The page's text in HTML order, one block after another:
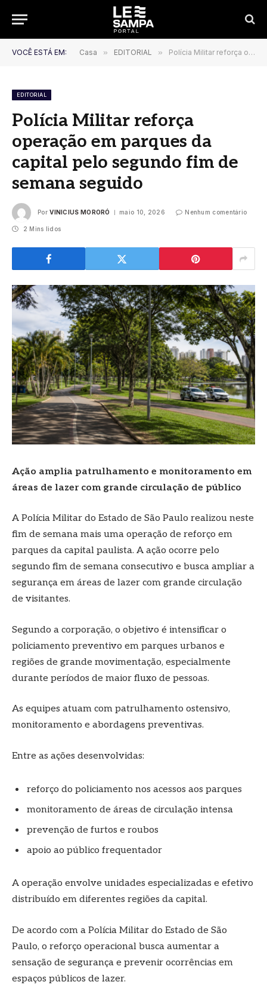
VOCÊ ESTÁ EM: Casa » EDITORIAL » Polícia Militar reforça operação em parques da capital pelo segundo fim de semana seguido
EDITORIAL
Polícia Militar reforça
operação em parques da
capital pelo segundo fim de
semana seguido
Por VINICIUS MORORÓ maio 10, 2026 Nenhum comentário
2 Mins lidos
Ação amplia patrulhamento e monitoramento em
áreas de lazer com grande circulação de público
A Polícia Militar do Estado de São Paulo realizou neste
fim de semana mais uma operação de reforço em
parques da capital paulista. A ação ocorre pelo
segundo fim de semana consecutivo e busca ampliar a
segurança em áreas de lazer com grande circulação
de visitantes.
Segundo a corporação, o objetivo é intensificar o
policiamento preventivo em parques urbanos e
regiões de grande movimentação, especialmente
durante períodos de maior fluxo de pessoas.
As equipes atuam com patrulhamento ostensivo,
monitoramento e abordagens preventivas.
Entre as ações desenvolvidas:
reforço do policiamento nos acessos aos parques
monitoramento de áreas de circulação intensa
prevenção de furtos e roubos
apoio ao público frequentador
A operação envolve unidades especializadas e efetivo
distribuído em diferentes regiões da capital.
De acordo com a Polícia Militar do Estado de São
Paulo, o reforço operacional busca aumentar a
sensação de segurança e prevenir ocorrências em
espaços públicos de lazer.